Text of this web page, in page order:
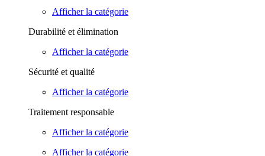
Afficher la catégorie
Durabilité et élimination
Afficher la catégorie
Sécurité et qualité
Afficher la catégorie
Traitement responsable
Afficher la catégorie
Afficher la catégorie